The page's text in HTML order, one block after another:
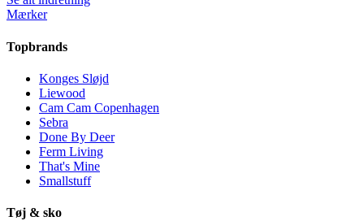
Mærker
Topbrands
Konges Sløjd
Liewood
Cam Cam Copenhagen
Sebra
Done By Deer
Ferm Living
That's Mine
Smallstuff
Tøj & sko